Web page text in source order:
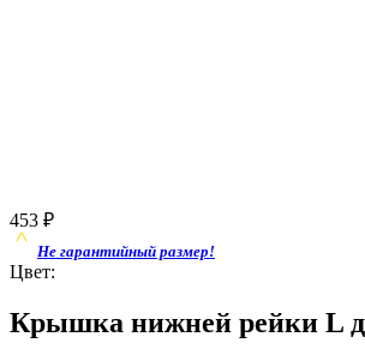
453 ₽
Не гарантийный размер!
Цвет:
Крышка нижней рейки L